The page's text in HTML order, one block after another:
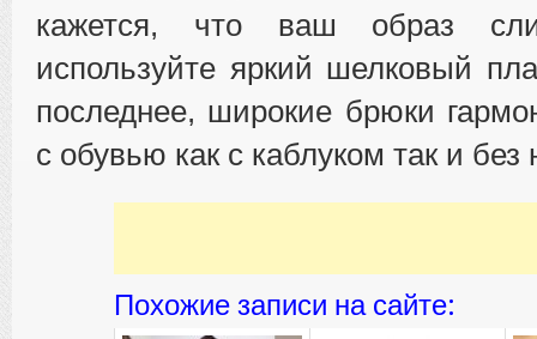
кажется, что ваш образ
используйте яркий шелковый
последнее, широкие брюки
с обувью как с каблуком так и без
Похожие записи на сайте: